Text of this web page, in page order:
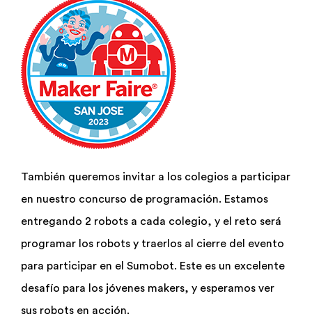
También queremos invitar a los colegios a participar
en nuestro concurso de programación. Estamos
entregando 2 robots a cada colegio, y el reto será
programar los robots y traerlos al cierre del evento
para participar en el Sumobot. Este es un excelente
desafío para los jóvenes makers, y esperamos ver
sus robots en acción.